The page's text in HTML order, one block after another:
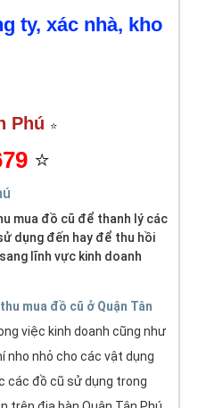
ty, xác nhà, kho
Phú ⭐
⭐
mua đồ cũ để thanh lý các
dụng đến hay để thu hồi
lĩnh vực kinh doanh
thu mua đồ cũ ở Quận Tân
việc kinh doanh cũng như
nhỏ cho các vật dụng
các đồ cũ sử dụng trong